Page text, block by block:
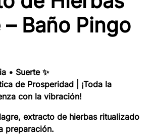
Baño Pingo
• Suerte ✨
de Prosperidad | ¡Toda la
con la vibración!
extracto de hierbas ritualizado
preparación.